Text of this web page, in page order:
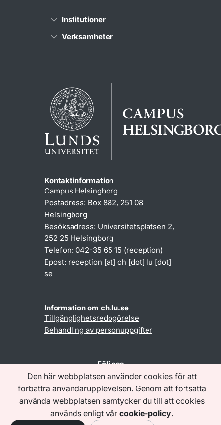
Den här webbplatsen använder cookies för att
förbättra användarupplevelsen. Genom att fortsätta
använda webbplatsen samtycker du till att cookies
används enligt vår cookie-policy.
Institutioner
Verksamheter
Kontaktinformation
Campus Helsingborg
Postadress: Box 882, 251 08
Helsingborg
Besöksadress: Universitetsplatsen 2,
252 25 Helsingborg
Telefon: 042-35 65 15 (reception)
Epost: reception [at] ch [dot] lu [dot]
se
Information om ch.lu.se
Tillgänglighetsredogörelse
Behandling av personuppgifter
Följ oss